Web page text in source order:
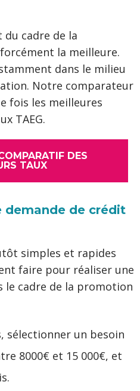
cadre de la
la meilleure.
dans le milieu
Notre comparateur
fois les meilleures
TAEG.
DES
TAUX
demande de crédit
simples et rapides
faire pour réaliser une
le cadre de la promotion
sélectionner un besoin
8000€ et 15 000€, et